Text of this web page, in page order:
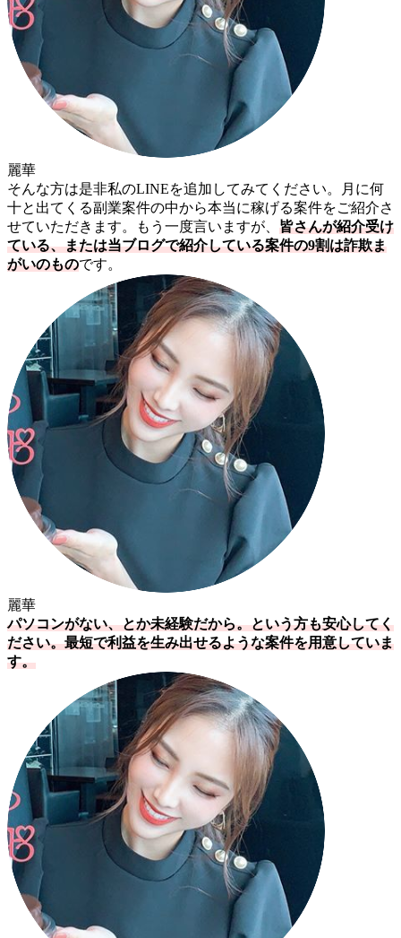
麗華
そんな方は是非私のLINEを追加してみてください。月に何
十と出てくる副業案件の中から本当に稼げる案件をご紹介さ
せていただきます。もう一度言いますが、 皆さんが紹介受け
ている、または当ブログで紹介している案件の9割は詐欺ま
がいのものです。
麗華
パソコンがない、とか未経験だから。という方も安心してく
ださい。最短で利益を生み出せるような案件を用意していま
す。